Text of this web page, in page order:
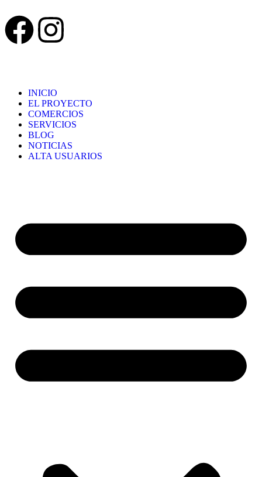
INICIO
EL PROYECTO
COMERCIOS
SERVICIOS
BLOG
NOTICIAS
ALTA USUARIOS